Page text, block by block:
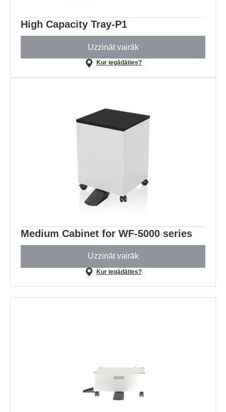
High Capacity Tray-P1
Uzzināt vairāk
Kur iegādāties?
Medium Cabinet for WF-5000 series
Uzzināt vairāk
Kur iegādāties?